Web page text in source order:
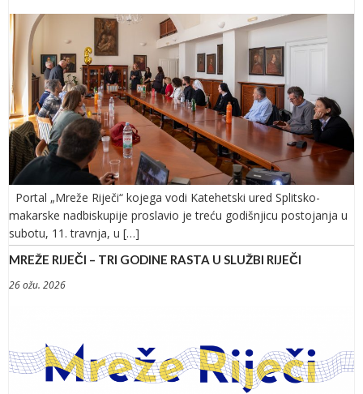
Portal „Mreže Riječi“ kojega vodi Katehetski ured Splitsko-
makarske nadbiskupije proslavio je treću godišnjicu postojanja u
subotu, 11. travnja, u […]
MREŽE RIJEČI – TRI GODINE RASTA U SLUŽBI RIJEČI
26 ožu. 2026